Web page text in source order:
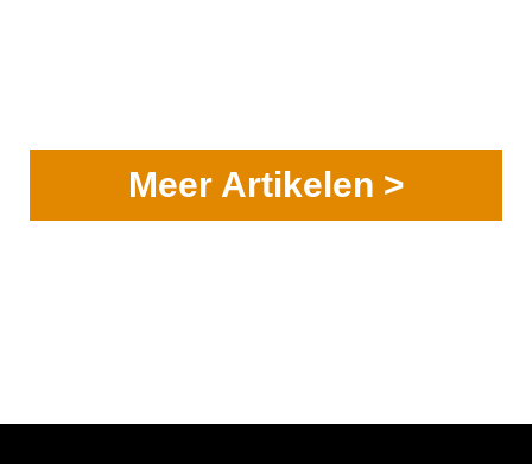
Meer Artikelen >